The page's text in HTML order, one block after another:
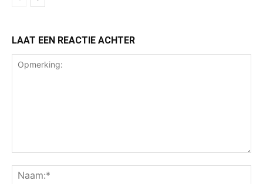
LAAT EEN REACTIE ACHTER